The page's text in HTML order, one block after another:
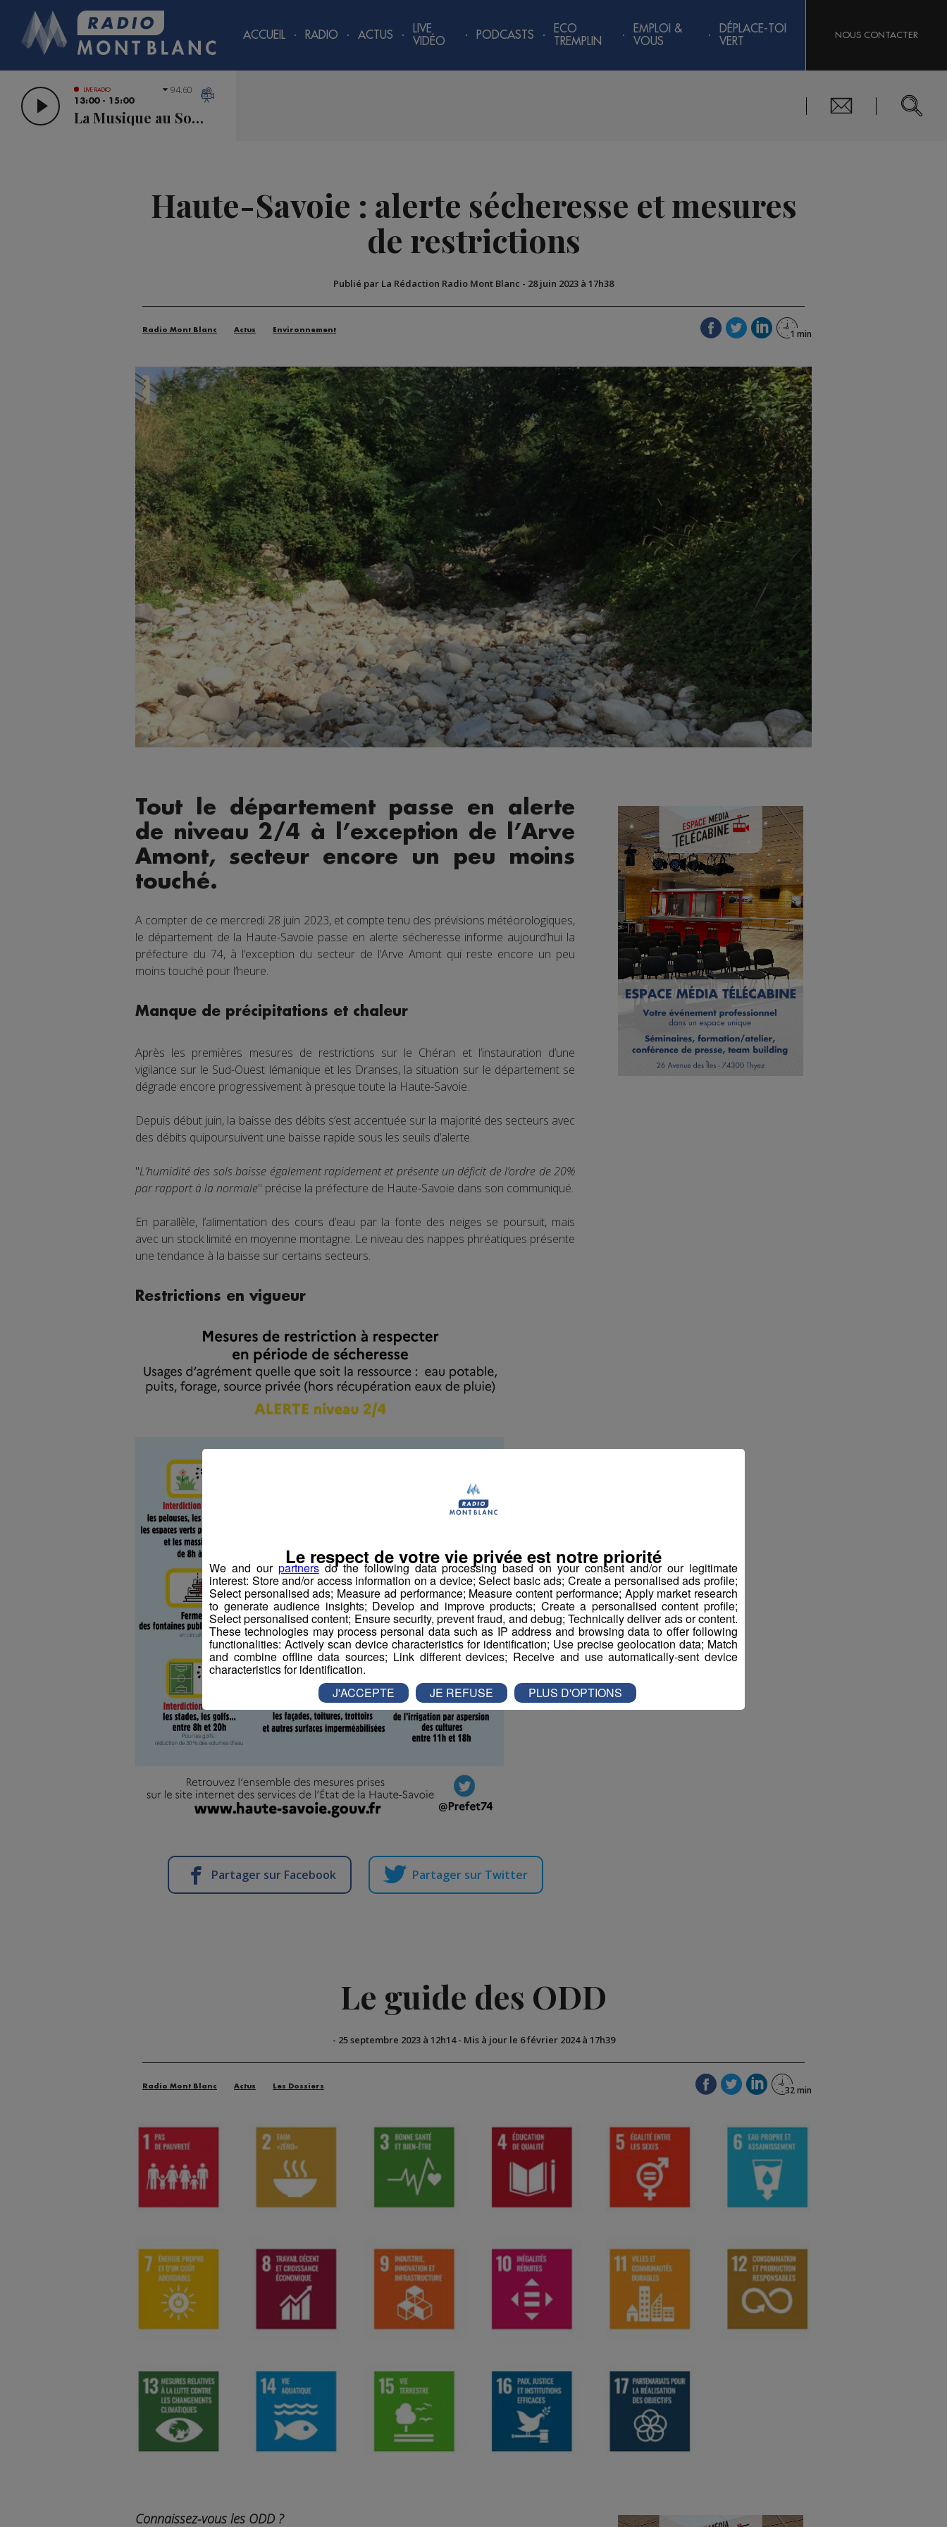
ACCUEIL RADIO ACTUS
LIVE
VIDÉO
PODCASTS
ECO
TREMPLIN
EMPLOI &
VOUS
DÉPLACE-TOI
VERT
NOUS CONTACTER
LIVE RADIO
13:00 - 15:00
La Musique au Sommet
94.60
Haute-Savoie : alerte sécheresse et mesures
de restrictions
Publié par La Rédaction Radio Mont Blanc - 28 juin 2023 à 17h38
Radio Mont Blanc Actus Environnement
Tout le département passe en alerte
de niveau 2/4 à l’exception de l’Arve
Amont, secteur encore un peu moins
touché.
A compter de ce mercredi 28 juin 2023, et compte tenu des prévisions météorologiques,
le département de la Haute-Savoie passe en alerte sécheresse informe aujourd’hui la
préfecture du 74, à l’exception du secteur de l’Arve Amont qui reste encore un peu
moins touché pour l’heure.
Manque de précipitations et chaleur
Après les premières mesures de restrictions sur le Chéran et l’instauration d’une
vigilance sur le Sud-Ouest lémanique et les Dranses, la situation sur le département se
dégrade encore progressivement à presque toute la Haute-Savoie.
Depuis début juin, la baisse des débits s’est accentuée sur la majorité des secteurs avec
des débits quipoursuivent une baisse rapide sous les seuils d’alerte.
"L’humidité des sols baisse également rapidement et présente un déficit de l’ordre de 20%
par rapport à la normale" précise la préfecture de Haute-Savoie dans son communiqué.
En parallèle, l’alimentation des cours d’eau par la fonte des neiges se poursuit, mais
avec un stock limité en moyenne montagne. Le niveau des nappes phréatiques présente
une tendance à la baisse sur certains secteurs.
Restrictions en vigueur
Partager sur Facebook Partager sur Twitter
Le guide des ODD
- 25 septembre 2023 à 12h14- Mis à jour le 6 février 2024 à 17h39
Radio Mont Blanc Actus Les Dossiers
Connaissez-vous les ODD ?
We and our partnersdo the following data processing based on your consent and/or our legitimate
interest: Store and/or access information on a device; Select basic ads; Create a personalised ads profile;
Select personalised ads; Measure ad performance; Measure content performance; Apply market research
to generate audience insights; Develop and improve products; Create a personalised content profile;
Select personalised content; Ensure security, prevent fraud, and debug; Technically deliver ads or content.
These technologies may process personal data such as IP address and browsing data to offer following
functionalities: Actively scan device characteristics for identification; Use precise geolocation data; Match
and combine offline data sources; Link different devices; Receive and use automatically-sent device
characteristics for identification.
Le respect de votre vie privée est notre priorité
J'ACCEPTE JE REFUSE PLUS D'OPTIONS